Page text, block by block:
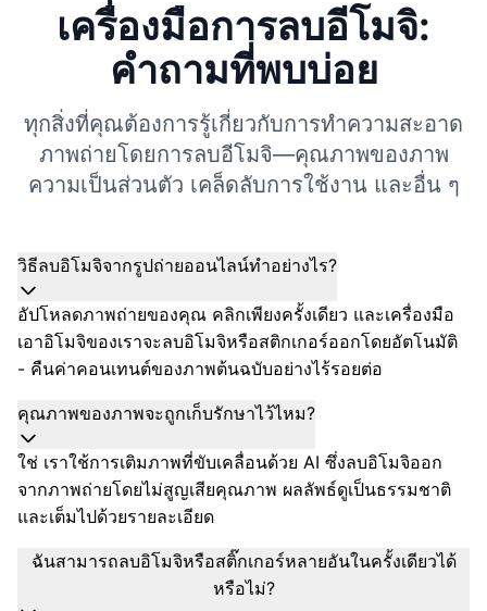
เครื่องมือการลบอีโมจิ:
คำถามที่พบบ่อย
ทุกสิ่งที่คุณต้องการรู้เกี่ยวกับการทำความสะอาด
ภาพถ่ายโดยการลบอีโมจิ—คุณภาพของภาพ
ความเป็นส่วนตัว เคล็ดลับการใช้งาน และอื่น ๆ
วิธีลบอิโมจิจากรูปถ่ายออนไลน์ทำอย่างไร?
อัปโหลดภาพถ่ายของคุณ คลิกเพียงครั้งเดียว และเครื่องมือ
เอาอิโมจิของเราจะลบอิโมจิหรือสติกเกอร์ออกโดยอัตโนมัติ
- คืนค่าคอนเทนต์ของภาพต้นฉบับอย่างไร้รอยต่อ
คุณภาพของภาพจะถูกเก็บรักษาไว้ไหม?
ใช่ เราใช้การเติมภาพที่ขับเคลื่อนด้วย AI ซึ่งลบอิโมจิออก
จากภาพถ่ายโดยไม่สูญเสียคุณภาพ ผลลัพธ์ดูเป็นธรรมชาติ
และเต็มไปด้วยรายละเอียด
ฉันสามารถลบอิโมจิหรือสติ๊กเกอร์หลายอันในครั้งเดียวได้
หรือไม่?